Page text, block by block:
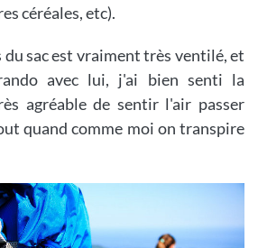
céréales, etc).
du sac est vraiment très ventilé, et
avec lui, j'ai bien senti la
agréable de sentir l'air passer
quand comme moi on transpire